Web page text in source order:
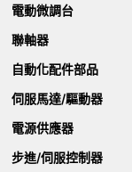
電動微調台
聯軸器
自動化配件部品
伺服馬達/驅動器
電源供應器
步進/伺服控制器